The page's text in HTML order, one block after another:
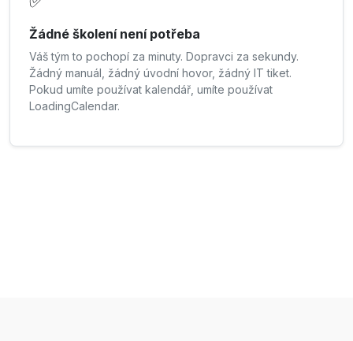
Žádné školení není potřeba
Váš tým to pochopí za minuty. Dopravci za sekundy.
Žádný manuál, žádný úvodní hovor, žádný IT tiket.
Pokud umíte používat kalendář, umíte používat
LoadingCalendar.